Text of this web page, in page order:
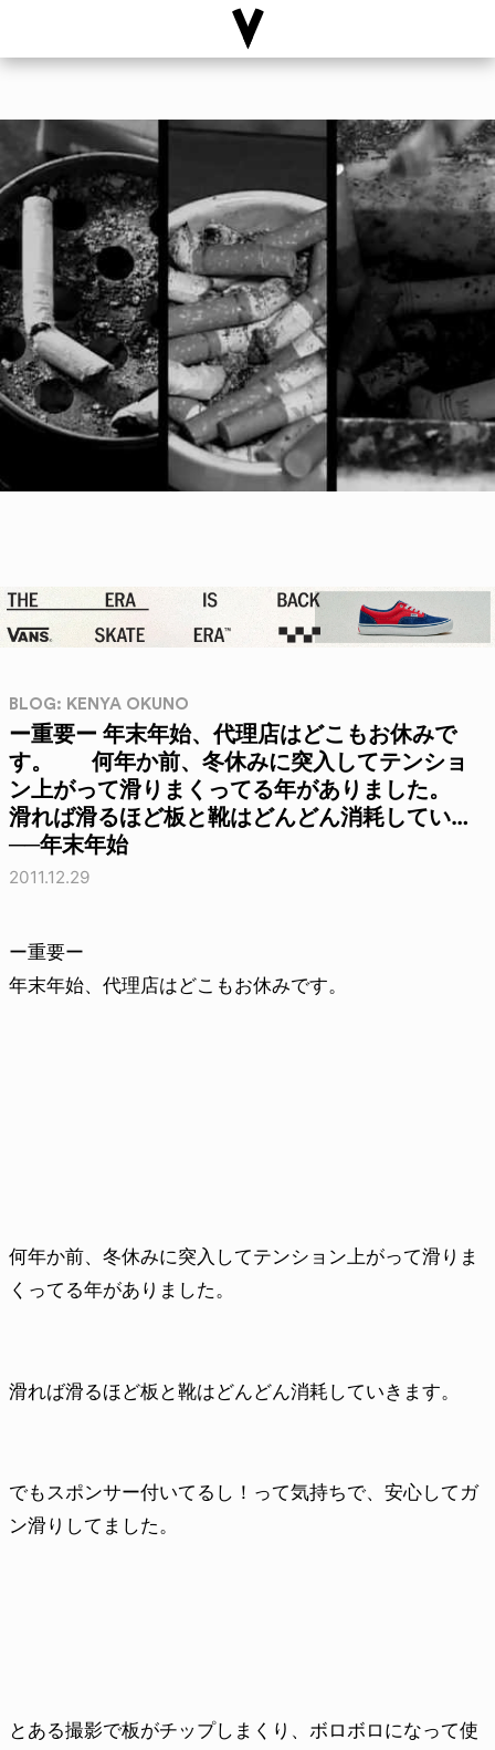
BLOG: KENYA OKUNO
ー重要ー 年末年始、代理店はどこもお休みで
す。 何年か前、冬休みに突入してテンショ
ン上がって滑りまくってる年がありました。
滑れば滑るほど板と靴はどんどん消耗してい…
──年末年始
2011.12.29
ー重要ー
年末年始、代理店はどこもお休みです。
何年か前、冬休みに突入してテンション上がって滑りま
くってる年がありました。
滑れば滑るほど板と靴はどんどん消耗していきます。
でもスポンサー付いてるし！って気持ちで、安心してガ
ン滑りしてました。
とある撮影で板がチップしまくり、ボロボロになって使